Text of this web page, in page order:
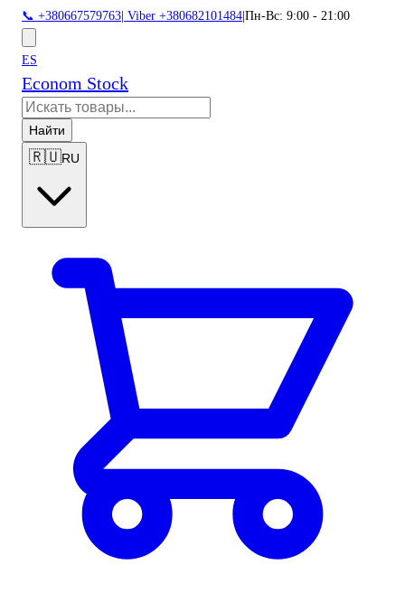
📞 +380667579763 Viber +380682101484 Пн-Вс: 9:00 - 21:00
ES
Econom Stock
Найти
🇷🇺RU